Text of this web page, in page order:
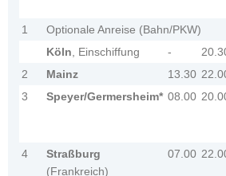
1
Optionale Anreise (Bahn/PKW)
Köln, Einschiffung -
2
Mainz 13.30
3
Speyer/Germersheim* 08.00
4
Straßburg
(Frankreich)
07.00